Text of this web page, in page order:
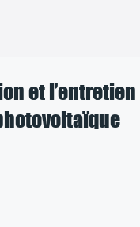
et l’entretien